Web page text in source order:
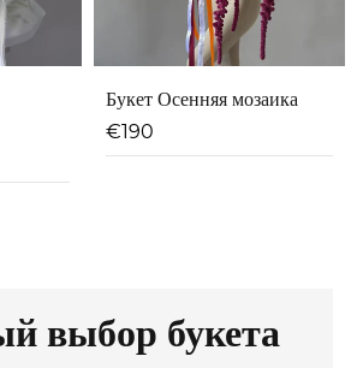
Букет Осенняя мозаика
€190
выбор букета